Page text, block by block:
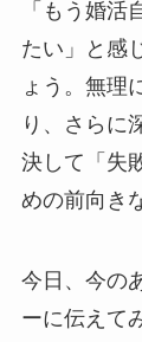
「もう婚
たい」と感
ょう。無理
り、さらに
決して「失
めの前向き
今日、今の
ーに伝えて